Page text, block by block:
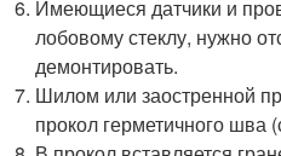
Имеющиеся датчики и
лобовому стеклу, нужно
демонтировать.
Шилом или заостренной
прокол герметичного шва